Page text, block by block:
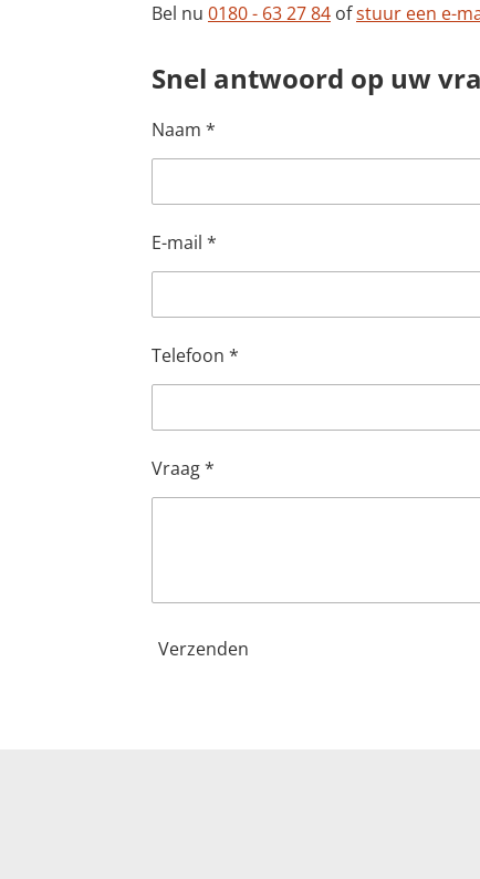
Bel nu 0180 - 63 27 84 ofstuur een e-
Snel antwoord op uw
Naam *
E-mail *
Telefoon *
Vraag *
Verzenden